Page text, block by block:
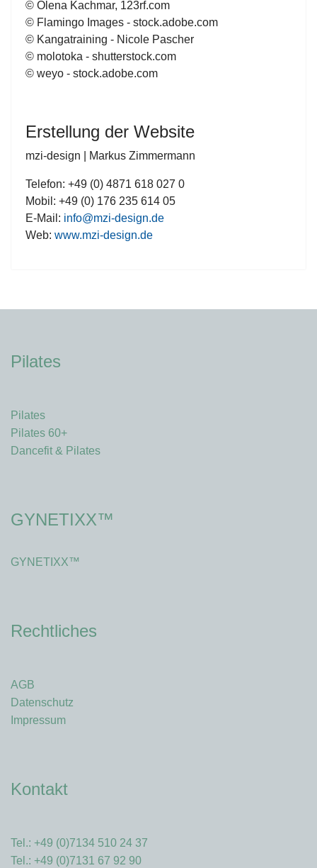
© Olena Kachmar, 123rf.com
© Flamingo Images - stock.adobe.com
© Kangatraining - Nicole Pascher
© molotoka - shutterstock.com
© weyo - stock.adobe.com
Erstellung der Website
mzi-design | Markus Zimmermann
Telefon: +49 (0) 4871 618 027 0
Mobil: +49 (0) 176 235 614 05
E-Mail: info@mzi-design.de
Web: www.mzi-design.de
Pilates
Pilates
Pilates 60+
Dancefit & Pilates
GYNETIXX™
GYNETIXX™
Rechtliches
AGB
Datenschutz
Impressum
Kontakt
Tel.: +49 (0)7134 510 24 37
Tel.: +49 (0)7131 67 92 90